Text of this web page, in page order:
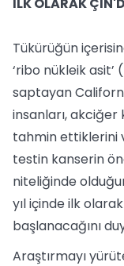
Tükürüğün
‘ribo nükleik asit’
saptayan
insanları,
tahmin ettiklerini
testin kanserin
niteliğinde
yıl içinde ilk
başlanacağını
Araştırmayı